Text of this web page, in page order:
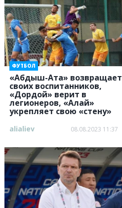
«Абдыш-Ата» возвращает
своих воспитанников,
«Дордой» верит в
легионеров, «Алай»
укрепляет свою «стену»
ФУТБОЛ
alialiev 08.08.2023 11:37